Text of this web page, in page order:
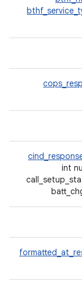
int